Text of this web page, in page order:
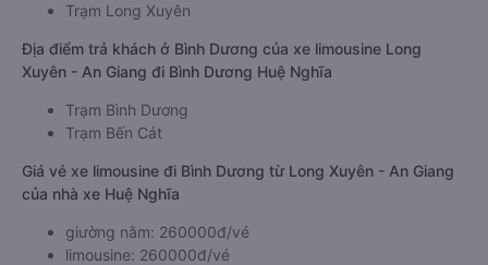
Trạm Long Xuyên
Địa điểm trả khách ở Bình Dương của xe limousine Long
Xuyên - An Giang đi Bình Dương Huệ Nghĩa
Trạm Bình Dương
Trạm Bến Cát
Giá vé xe limousine đi Bình Dương từ Long Xuyên - An Giang
của nhà xe Huệ Nghĩa
giường nằm: 260000đ/vé
limousine: 260000đ/vé